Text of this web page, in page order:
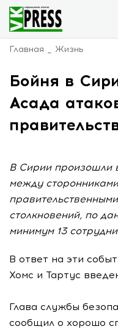
Главная Жизнь
Бойня в
Асада
В Сирии произошли
между
столкновений, по
минимум 13
В ответ на эти
Хомс и Тартус
Глава службы
сообщил о хорошо